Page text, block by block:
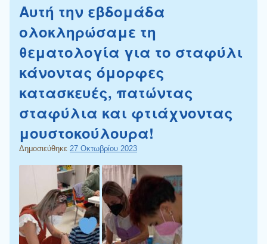
Αυτή την εβδομάδα
ολοκληρώσαμε τη
θεματολογία για το σταφύλι
κάνοντας όμορφες
κατασκευές, πατώντας
σταφύλια και φτιάχνοντας
μουστοκούλουρα!
Δημοσιεύθηκε 27 Οκτωβρίου 2023